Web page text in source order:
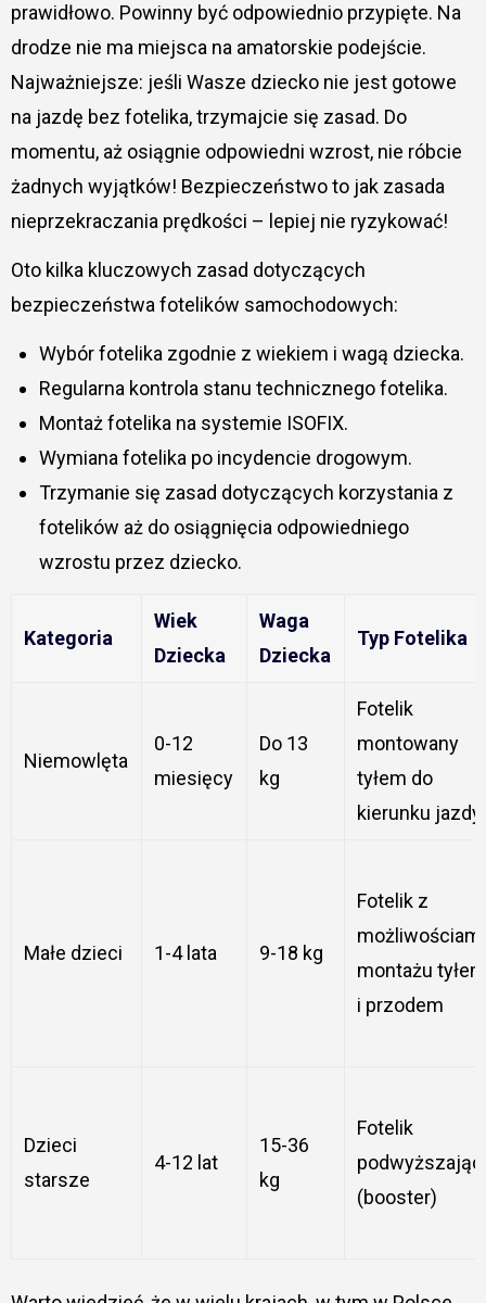
prawidłowo. Powinny być odpowiednio przypięte. Na
drodze nie ma miejsca na amatorskie podejście.
Najważniejsze: jeśli Wasze dziecko nie jest gotowe
na jazdę bez fotelika, trzymajcie się zasad. Do
momentu, aż osiągnie odpowiedni wzrost, nie róbcie
żadnych wyjątków! Bezpieczeństwo to jak zasada
nieprzekraczania prędkości – lepiej nie ryzykować!
Oto kilka kluczowych zasad dotyczących
bezpieczeństwa fotelików samochodowych:
Wybór fotelika zgodnie z wiekiem i wagą dziecka.
Regularna kontrola stanu technicznego fotelika.
Montaż fotelika na systemie ISOFIX.
Wymiana fotelika po incydencie drogowym.
Trzymanie się zasad dotyczących korzystania z
fotelików aż do osiągnięcia odpowiedniego
wzrostu przez dziecko.
Kategoria
Wiek
Dziecka
Waga
Dziecka
Typ Fotelika
Niemowlęta
0-12
miesięcy
Do 13
kg
Fotelik
montowany
tyłem do
kierunku jazdy
Małe dzieci 1-4 lata 9-18 kg
Fotelik z
możliwościami
montażu tyłem
i przodem
Dzieci
starsze
4-12 lat
15-36
kg
Fotelik
(booster)